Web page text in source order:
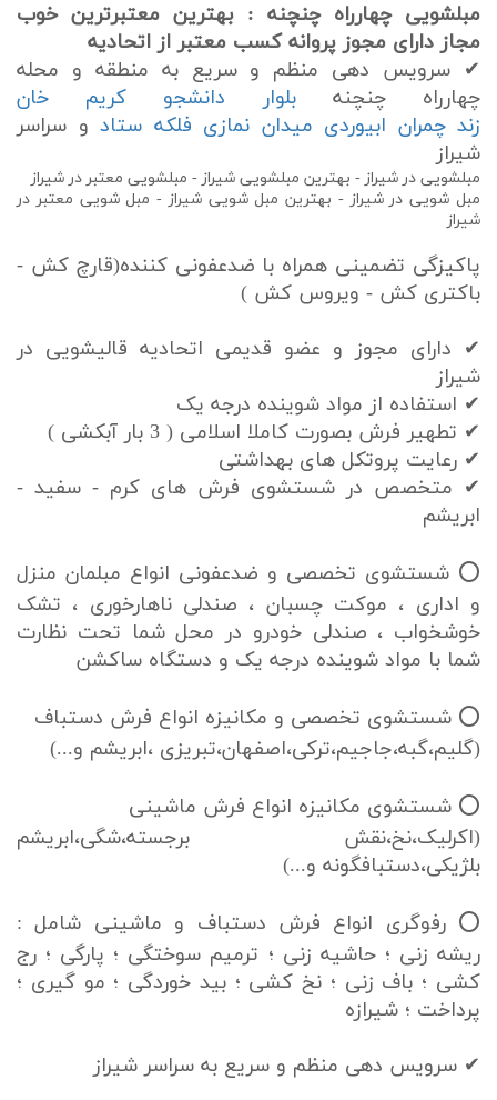
مبلشویی چهارراه چنچنه : بهترین معتبرترین خوب
مجاز دارای مجوز پروانه کسب معتبر از اتحادیه
✔ سرویس دهی منظم و سریع به منطقه و محله
چهارراهچنچنهبلوار دانشجو
کریم خان
زند چمران ابیوردی میدان نمازی فلکه ستاد و سراسر
شیراز
مبلشویی در شیراز - بهترین مبلشویی شیراز - مبلشویی معتبر در شیراز
مبل شویی در شیراز - بهترین مبل شویی شیراز - مبل شویی معتبر در
شیراز
پاکیزگی تضمینی همراه با ضدعفونی کننده(قارچ کش -
باکتری کش - ویروس کش )
✔ دارای مجوز و عضو قدیمی اتحادیه قالیشویی در
شیراز
✔ استفاده از مواد شوینده درجه یک
✔ تطهیر فرش بصورت کاملا اسلامی ( 3 بار آبکشی )
✔ رعایت پروتکل های بهداشتی
✔ متخصص در شستشوی فرش های کرم - سفید -
ابریشم
⭕ شستشوی تخصصی و ضدعفونی انواع مبلمان منزل
و اداری ، موکت چسبان ، صندلی ناهارخوری ، تشک
خوشخواب ، صندلی خودرو در محل شما تحت نظارت
شما با مواد شوینده درجه یک و دستگاه ساکشن
⭕ شستشوی تخصصی و مکانیزه انواع فرش دستباف
(گلیم،گبه،جاجیم،ترکی،اصفهان،تبریزی ،ابریشم و...)
⭕ شستشوی مکانیزه انواع فرش ماشینی
(اکرلیک،نخ،نقش برجسته،شگی،ابریشم
بلژیکی،دستبافگونه و...)
⭕ رفوگری انواع فرش دستباف و ماشینی شامل :
ریشه زنی ؛ حاشیه زنی ؛ ترمیم سوختگی ؛ پارگی ؛ رج
کشی ؛ باف زنی ؛ نخ کشی ؛ بید خوردگی ؛ مو گیری ؛
پرداخت ؛ شیرازه
✔ سرویس دهی منظم و سریع به سراسر شیراز